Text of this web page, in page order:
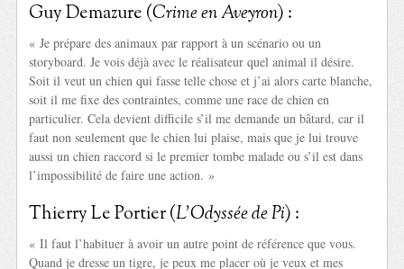
Guy Demazure (Crime en Aveyron) :
« Je prépare des animaux par rapport à un scénario ou un
storyboard. Je vois déjà avec le réalisateur quel animal il désire.
Soit il veut un chien qui fasse telle chose et j’ai alors carte blanche,
soit il me fixe des contraintes, comme une race de chien en
particulier. Cela devient difficile s’il me demande un bâtard, car il
faut non seulement que le chien lui plaise, mais que je lui trouve
aussi un chien raccord si le premier tombe malade ou s’il est dans
l’impossibilité de faire une action. »
Thierry Le Portier (L’Odyssée de Pi) :
« Il faut l’habituer à avoir un autre point de référence que vous.
Quand je dresse un tigre, je peux me placer où je veux et mes